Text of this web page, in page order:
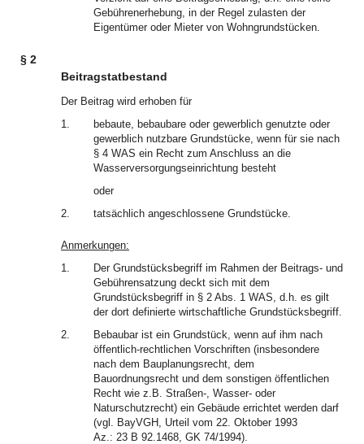
Gebührenerhebung, in der Regel zulasten der
Eigentümer oder Mieter von Wohngrundstücken.
§ 2
Beitragstatbestand
Der Beitrag wird erhoben für
1.
bebaute, bebaubare oder gewerblich genutzte oder
gewerblich nutzbare Grundstücke, wenn für sie nach
§ 4 WAS ein Recht zum Anschluss an die
Wasserversorgungseinrichtung besteht
oder
2.
tatsächlich angeschlossene Grundstücke.
Anmerkungen:
1.
Der Grundstücksbegriff im Rahmen der Beitrags- und
Gebührensatzung deckt sich mit dem
Grundstücksbegriff in § 2 Abs. 1 WAS, d.h. es gilt
der dort definierte wirtschaftliche Grundstücksbegriff.
2.
Bebaubar ist ein Grundstück, wenn auf ihm nach
öffentlich-rechtlichen Vorschriften (insbesondere
nach dem Bauplanungsrecht, dem
Bauordnungsrecht und dem sonstigen öffentlichen
Recht wie z.B. Straßen-, Wasser- oder
Naturschutzrecht) ein Gebäude errichtet werden darf
(vgl. BayVGH, Urteil vom 22. Oktober 1993
Az.: 23 B 92.1468, GK 74/1994).